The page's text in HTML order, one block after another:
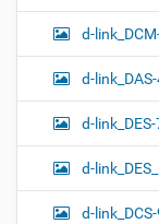
d-
d-
d-
d-
d-